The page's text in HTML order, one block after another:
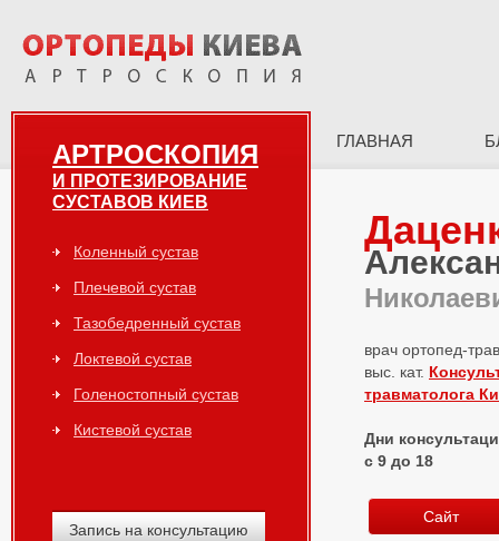
ГЛАВНАЯ
АРТРОСКОПИЯ
И ПРОТЕЗИРОВАНИЕ
СУСТАВОВ КИЕВ
Коленный сустав
Плечевой сустав
Тазобедренный сустав
Локтевой сустав
Голеностопный сустав
Кистевой сустав
Запись на консультацию
врач ортопед-
выс. кат.
травматолога
Дни
с 9 до 18
Сайт